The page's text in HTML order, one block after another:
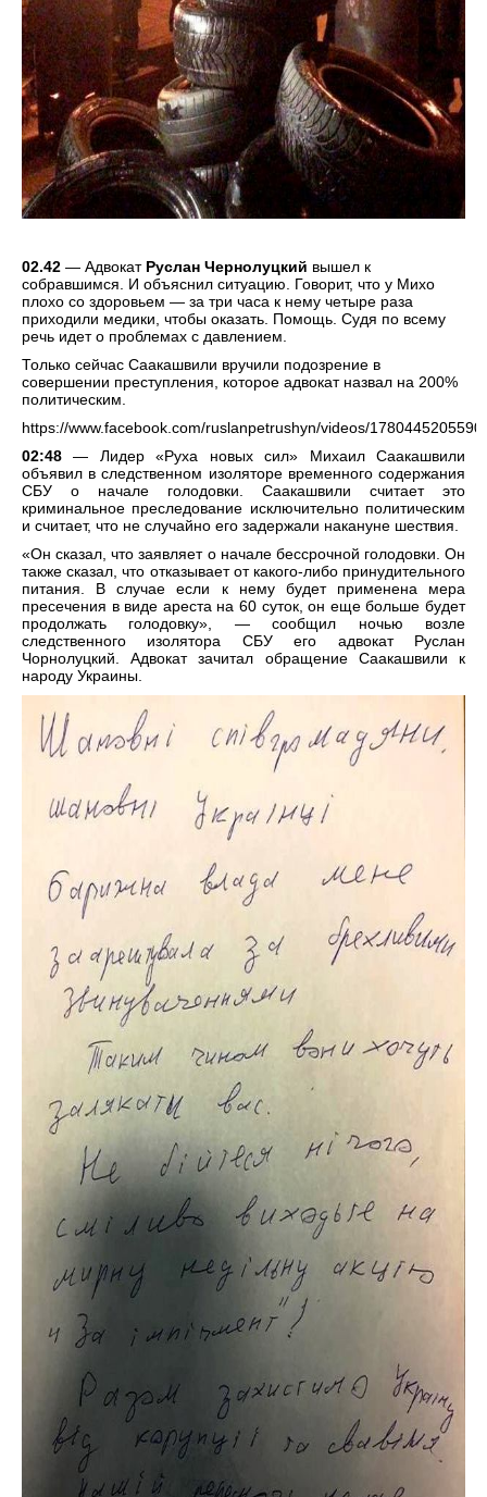
02.42 — Адвокат Руслан Чернолуцкий вышел к
собравшимся. И объяснил ситуацию. Говорит, что у Михо
плохо со здоровьем — за три часа к нему четыре раза
приходили медики, чтобы оказать. Помощь. Судя по всему
речь идет о проблемах с давлением.
Только сейчас Саакашвили вручили подозрение в
совершении преступления, которое адвокат назвал на 200%
политическим.
https://www.facebook.com/ruslanpetrushyn/videos/
02:48 — Лидер «Руха новых сил» Михаил Саакашвили
объявил в следственном изоляторе временного содержания
СБУ о начале голодовки. Саакашвили считает это
криминальное преследование исключительно политическим
и считает, что не случайно его задержали накануне шествия.
«Он сказал, что заявляет о начале бессрочной голодовки. Он
также сказал, что отказывает от какого-либо принудительного
питания. В случае если к нему будет применена мера
пресечения в виде ареста на 60 суток, он еще больше будет
продолжать голодовку», — сообщил ночью возле
следственного изолятора СБУ его адвокат Руслан
Чорнолуцкий. Адвокат зачитал обращение Саакашвили к
народу Украины.